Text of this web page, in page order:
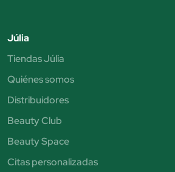
Júlia
Tiendas Júlia
Quiénes somos
Distribuidores
Beauty Club
Beauty Space
Citas personalizadas